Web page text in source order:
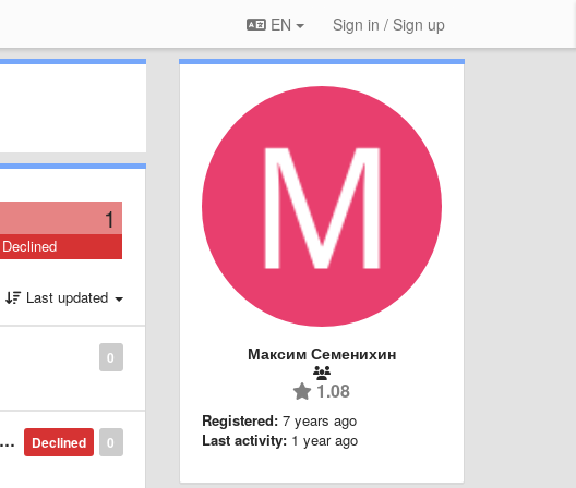
EN Sign in / Sign up
1
Declined
Last updated
0
0
Declined
Максим Семенихин
1.08
Registered: 7 years ago
Last activity: 1 year ago